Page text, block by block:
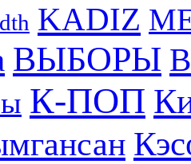
KADIZ
ВЫБОРЫ
К-ПОП